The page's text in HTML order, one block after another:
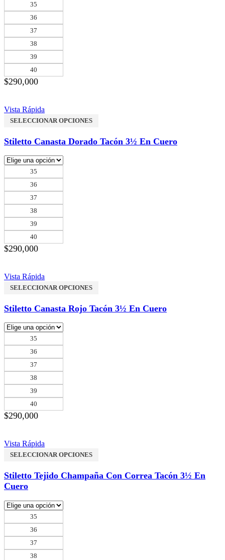
35
36
37
38
39
40
$290,000
Vista Rápida
SELECCIONAR OPCIONES
Stiletto Canasta Dorado Tacón 3½ En Cuero
35
36
37
38
39
40
$290,000
Vista Rápida
SELECCIONAR OPCIONES
Stiletto Canasta Rojo Tacón 3½ En Cuero
35
36
37
38
39
40
$290,000
Vista Rápida
SELECCIONAR OPCIONES
Stiletto Tejido Champaña Con Correa Tacón 3½ En
Cuero
35
36
37
38